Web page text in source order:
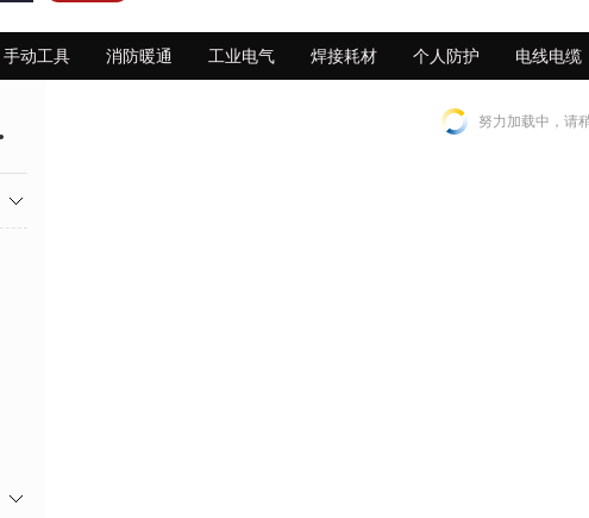
手动工具 消防暖通 工业电气 焊接耗材 个人防护 电线电缆
努力加载中，请